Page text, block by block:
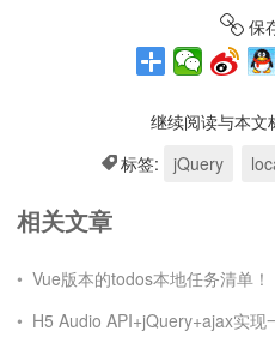
保
继续阅读与本文
标签:
jQuery
相关文章
Vue版本的todos本地任务清单！
H5 Audio API+jQuery+ajax实现